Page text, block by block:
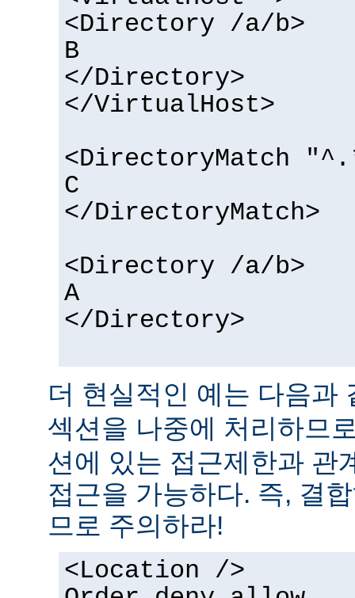
<Directory /a/b>
B
</Directory>
</VirtualHost>
<DirectoryMatch
C
</DirectoryMatch>
<Directory /a/b>
A
</Directory>
더 현실적인 예는 다음과
섹션을 나중에 처리하므
션에 있는 접근제한과 관
접근을 가능하다. 즉, 결
므로 주의하라!
<Location />